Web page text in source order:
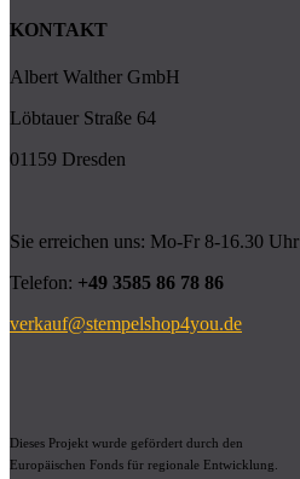
KONTAKT
Albert Walther GmbH
Löbtauer Straße 64
01159 Dresden
Sie erreichen uns: Mo-Fr 8-16.30 Uhr
Telefon: +49 3585 86 78 86
verkauf@stempelshop4you.de
Dieses Projekt wurde gefördert durch den
Europäischen Fonds für regionale Entwicklung.